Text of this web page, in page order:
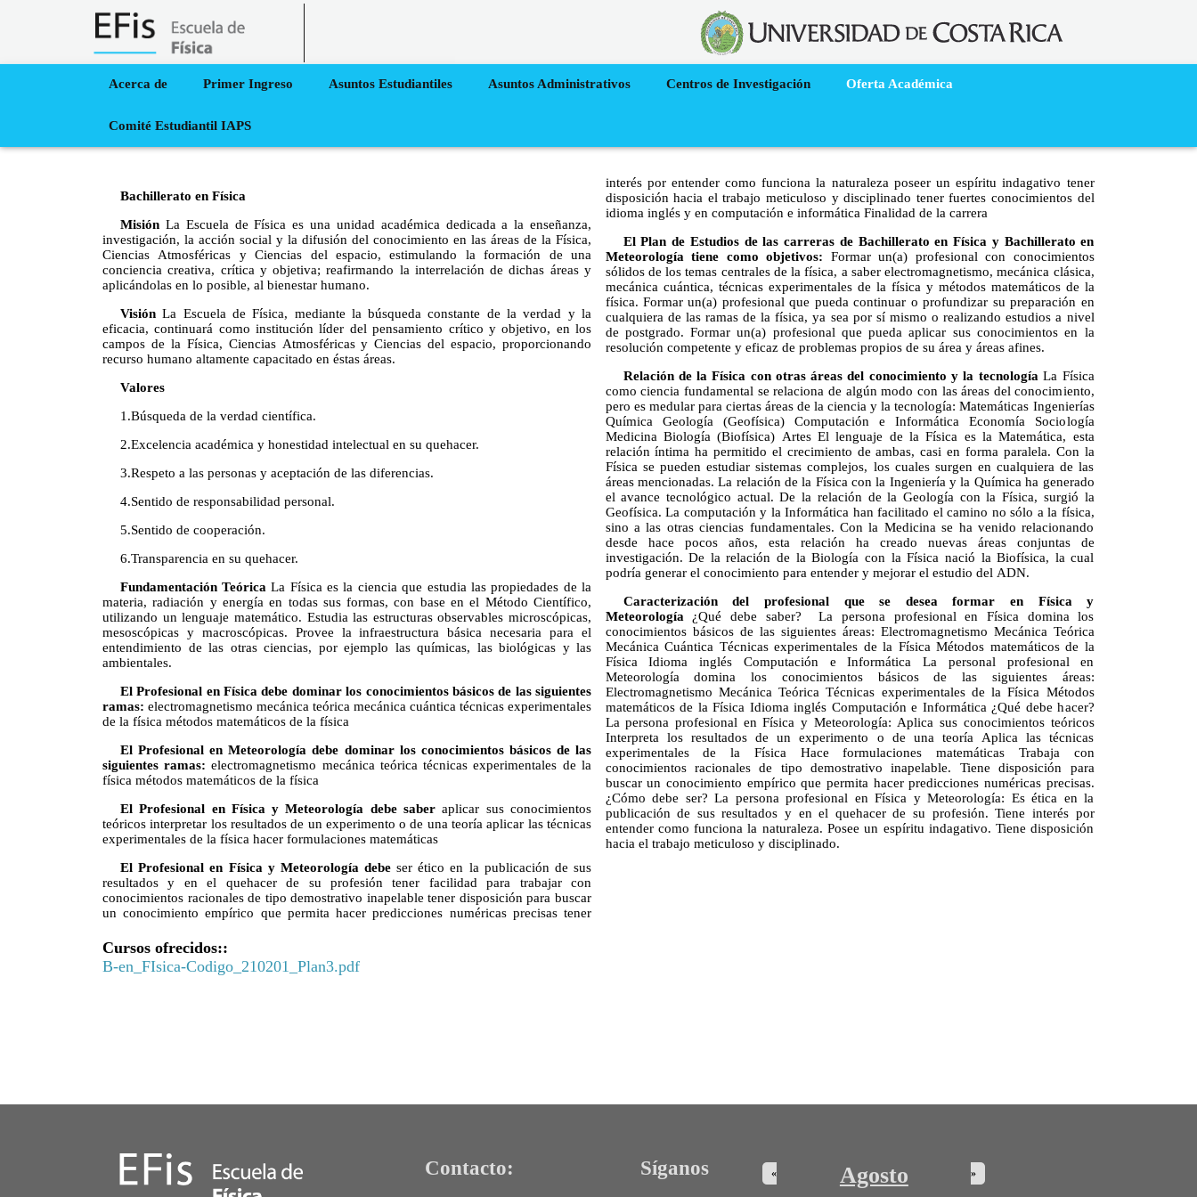
Acerca de Primer Ingreso Asuntos Estudiantiles Asuntos Administrativos Centros de Investigación Oferta Académica
Comité Estudiantil IAPS
Oferta Académica›Pregrado » Física y Meteorología
Bachillerato en Física
Misión La Escuela de Física es una unidad académica dedicada a la enseñanza,
investigación, la acción social y la difusión del conocimiento en las áreas de la Física,
Ciencias Atmosféricas y Ciencias del espacio, estimulando la formación de una
conciencia creativa, crítica y objetiva; reafirmando la interrelación de dichas áreas y
aplicándolas en lo posible, al bienestar humano.
Visión La Escuela de Física, mediante la búsqueda constante de la verdad y la
eficacia, continuará como institución líder del pensamiento crítico y objetivo, en los
campos de la Física, Ciencias Atmosféricas y Ciencias del espacio, proporcionando
recurso humano altamente capacitado en éstas áreas.
Valores
1.Búsqueda de la verdad científica.
2.Excelencia académica y honestidad intelectual en su quehacer.
3.Respeto a las personas y aceptación de las diferencias.
4.Sentido de responsabilidad personal.
5.Sentido de cooperación.
6.Transparencia en su quehacer.
Fundamentación Teórica La Física es la ciencia que estudia las propiedades de la
materia, radiación y energía en todas sus formas, con base en el Método Científico,
utilizando un lenguaje matemático. Estudia las estructuras observables microscópicas,
mesoscópicas y macroscópicas. Provee la infraestructura básica necesaria para el
entendimiento de las otras ciencias, por ejemplo las químicas, las biológicas y las
ambientales.
El Profesional en Física debe dominar los conocimientos básicos de las siguientes
ramas: electromagnetismo mecánica teórica mecánica cuántica técnicas experimentales
de la física métodos matemáticos de la física
El Profesional en Meteorología debe dominar los conocimientos básicos de las
siguientes ramas: electromagnetismo mecánica teórica técnicas experimentales de la
física métodos matemáticos de la física
El Profesional en Física y Meteorología debe saber aplicar sus conocimientos
teóricos interpretar los resultados de un experimento o de una teoría aplicar las técnicas
experimentales de la física hacer formulaciones matemáticas
El Profesional en Física y Meteorología debe ser ético en la publicación de sus
resultados y en el quehacer de su profesión tener facilidad para trabajar con
conocimientos racionales de tipo demostrativo inapelable tener disposición para buscar
un conocimiento empírico que permita hacer predicciones numéricas precisas tener
interés por entender como funciona la naturaleza poseer un espíritu indagativo tener
disposición hacia el trabajo meticuloso y disciplinado tener fuertes conocimientos del
idioma inglés y en computación e informática Finalidad de la carrera
El Plan de Estudios de las carreras de Bachillerato en Física y Bachillerato en
Meteorología tiene como objetivos: Formar un(a) profesional con conocimientos
sólidos de los temas centrales de la física, a saber electromagnetismo, mecánica clásica,
mecánica cuántica, técnicas experimentales de la física y métodos matemáticos de la
física. Formar un(a) profesional que pueda continuar o profundizar su preparación en
cualquiera de las ramas de la física, ya sea por sí mismo o realizando estudios a nivel
de postgrado. Formar un(a) profesional que pueda aplicar sus conocimientos en la
resolución competente y eficaz de problemas propios de su área y áreas afines.
Relación de la Física con otras áreas del conocimiento y la tecnología La Física
como ciencia fundamental se relaciona de algún modo con las áreas del conocimiento,
pero es medular para ciertas áreas de la ciencia y la tecnología: Matemáticas Ingenierías
Química Geología (Geofísica) Computación e Informática Economía Sociología
Medicina Biología (Biofísica) Artes El lenguaje de la Física es la Matemática, esta
relación íntima ha permitido el crecimiento de ambas, casi en forma paralela. Con la
Física se pueden estudiar sistemas complejos, los cuales surgen en cualquiera de las
áreas mencionadas. La relación de la Física con la Ingeniería y la Química ha generado
el avance tecnológico actual. De la relación de la Geología con la Física, surgió la
Geofísica. La computación y la Informática han facilitado el camino no sólo a la física,
sino a las otras ciencias fundamentales. Con la Medicina se ha venido relacionando
desde hace pocos años, esta relación ha creado nuevas áreas conjuntas de
investigación. De la relación de la Biología con la Física nació la Biofísica, la cual
podría generar el conocimiento para entender y mejorar el estudio del ADN.
Caracterización del profesional que se desea formar en Física y
Meteorología ¿Qué debe saber? La persona profesional en Física domina los
conocimientos básicos de las siguientes áreas: Electromagnetismo Mecánica Teórica
Mecánica Cuántica Técnicas experimentales de la Física Métodos matemáticos de la
Física Idioma inglés Computación e Informática La personal profesional en
Meteorología domina los conocimientos básicos de las siguientes áreas:
Electromagnetismo Mecánica Teórica Técnicas experimentales de la Física Métodos
matemáticos de la Física Idioma inglés Computación e Informática ¿Qué debe hacer?
La persona profesional en Física y Meteorología: Aplica sus conocimientos teóricos
Interpreta los resultados de un experimento o de una teoría Aplica las técnicas
experimentales de la Física Hace formulaciones matemáticas Trabaja con
conocimientos racionales de tipo demostrativo inapelable. Tiene disposición para
buscar un conocimiento empírico que permita hacer predicciones numéricas precisas.
¿Cómo debe ser? La persona profesional en Física y Meteorología: Es ética en la
publicación de sus resultados y en el quehacer de su profesión. Tiene interés por
entender como funciona la naturaleza. Posee un espíritu indagativo. Tiene disposición
hacia el trabajo meticuloso y disciplinado.
Cursos ofrecidos::
B-en_FIsica-Codigo_210201_Plan3.pdf
Contacto: Síganos Agosto
« »